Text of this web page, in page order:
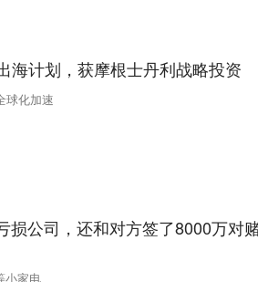
海计划，获摩根士丹利战略投资
球化加速
损公司，还和对方签了8000万对
小家电